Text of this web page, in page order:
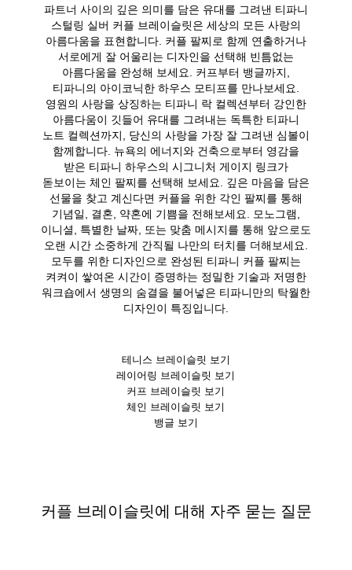
파트너 사이의 깊은 의미를 담은 유대를 그려낸 티파니
스털링 실버 커플 브레이슬릿은 세상의 모든 사랑의
아름다움을 표현합니다. 커플 팔찌로 함께 연출하거나
서로에게 잘 어울리는 디자인을 선택해 빈틈없는
아름다움을 완성해 보세요. 커프부터 뱅글까지,
티파니의 아이코닉한 하우스 모티프를 만나보세요.
영원의 사랑을 상징하는 티파니 락 컬렉션부터 강인한
아름다움이 깃들어 유대를 그려내는 독특한 티파니
노트 컬렉션까지, 당신의 사랑을 가장 잘 그려낸 심볼이
함께합니다. 뉴욕의 에너지와 건축으로부터 영감을
받은 티파니 하우스의 시그니처 게이지 링크가
돋보이는 체인 팔찌를 선택해 보세요. 깊은 마음을 담은
선물을 찾고 계신다면 커플을 위한 각인 팔찌를 통해
기념일, 결혼, 약혼에 기쁨을 전해보세요. 모노그램,
이니셜, 특별한 날짜, 또는 맞춤 메시지를 통해 앞으로도
오랜 시간 소중하게 간직될 나만의 터치를 더해보세요.
모두를 위한 디자인으로 완성된 티파니 커플 팔찌는
켜켜이 쌓여온 시간이 증명하는 정밀한 기술과 저명한
워크숍에서 생명의 숨결을 불어넣은 티파니만의 탁월한
디자인이 특징입니다.
테니스 브레이슬릿 보기
레이어링 브레이슬릿 보기
커프 브레이슬릿 보기
체인 브레이슬릿 보기
뱅글 보기
커플 브레이슬릿에 대해 자주 묻는 질문